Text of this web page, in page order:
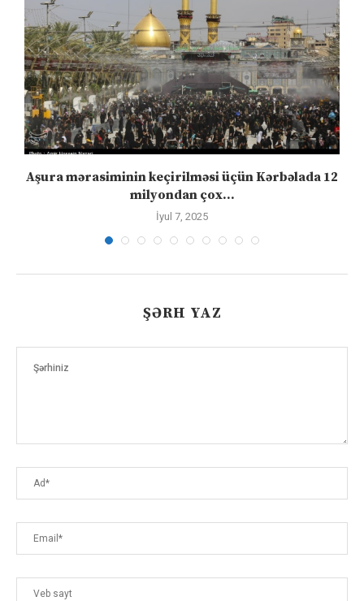
Aşura mərasiminin keçirilməsi üçün Kərbəlada 12
milyondan çox...
İyul 7, 2025
ŞƏRH YAZ